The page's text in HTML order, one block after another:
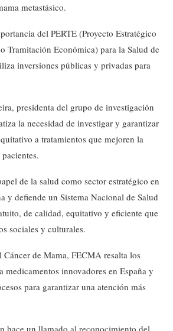
metastásico.
del PERTE (Proyecto Estratégico
Tramitación Económica) para la Salud de
inversiones públicas y privadas para
presidenta del grupo de investigación
la necesidad de investigar y garantizar
a tratamientos que mejoren la
de la salud como sector estratégico en
y defiende un Sistema Nacional de Salud
de calidad, equitativo y eficiente que
sociales y culturales.
Cáncer de Mama, FECMA resalta los
medicamentos innovadores en España y
para garantizar una atención más
hace un llamado al reconocimiento del